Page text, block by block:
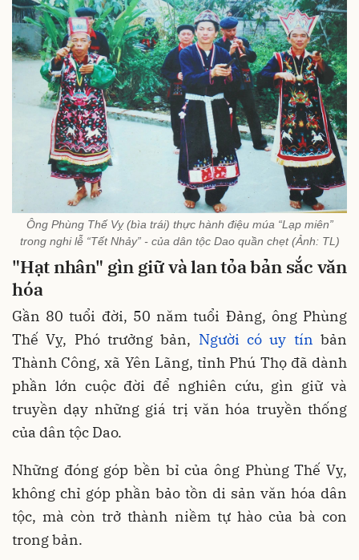
Ông Phùng Thế Vỵ (bìa trái) thực hành điệu múa “Lạp miên”
trong nghi lễ “Tết Nhảy” - của dân tộc Dao quần chẹt (Ảnh: TL)
"Hạt nhân" gìn giữ và lan tỏa bản sắc văn
hóa
Gần 80 tuổi đời, 50 năm tuổi Đảng, ông Phùng
Thế Vỵ, Phó trưởng bản, Người có uy tín bản
Thành Công, xã Yên Lãng, tỉnh Phú Thọ đã dành
phần lớn cuộc đời để nghiên cứu, gìn giữ và
truyền dạy những giá trị văn hóa truyền thống
của dân tộc Dao.
Những đóng góp bền bỉ của ông Phùng Thế Vỵ,
không chỉ góp phần bảo tồn di sản văn hóa dân
tộc, mà còn trở thành niềm tự hào của bà con
trong bản.